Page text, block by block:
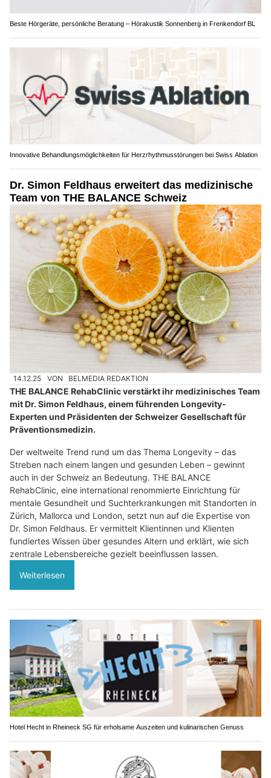
Beste Hörgeräte, persönliche Beratung – Hörakustik Sonnenberg in Frenkendorf BL
Innovative Behandlungsmöglichkeiten für Herzrhythmusstörungen bei Swiss Ablation
Dr. Simon Feldhaus erweitert das medizinische
Team von THE BALANCE Schweiz
14.12.25 VON BELMEDIA REDAKTION
THE BALANCE RehabClinic verstärkt ihr medizinisches Team
mit Dr. Simon Feldhaus, einem führenden Longevity-
Experten und Präsidenten der Schweizer Gesellschaft für
Präventionsmedizin.
Der weltweite Trend rund um das Thema Longevity – das
Streben nach einem langen und gesunden Leben – gewinnt
auch in der Schweiz an Bedeutung. THE BALANCE
RehabClinic, eine international renommierte Einrichtung für
mentale Gesundheit und Suchterkrankungen mit Standorten in
Zürich, Mallorca und London, setzt nun auf die Expertise von
Dr. Simon Feldhaus. Er vermittelt Klientinnen und Klienten
fundiertes Wissen über gesundes Altern und erklärt, wie sich
zentrale Lebensbereiche gezielt beeinflussen lassen.
Weiterlesen
Hotel Hecht in Rheineck SG für erholsame Auszeiten und kulinarischen Genuss